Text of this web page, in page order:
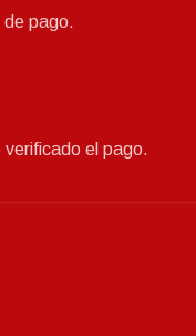
pago.
verificado el pago.